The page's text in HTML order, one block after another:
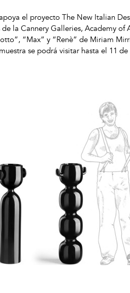
el proyecto The New Italian
la Cannery Galleries, Academy of
“Max” y “Renè” de Miriam
se podrá visitar hasta el 11